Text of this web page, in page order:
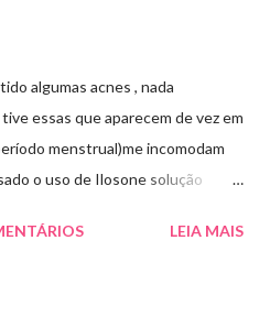
algumas acnes , nada
essas que aparecem de vez em
menstrual)me incomodam
o uso de Ilosone solução
O Ilosone é um antibiótico
LEIA MAIS